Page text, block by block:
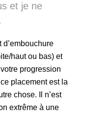
et je ne
haut ou bas) et
progression
placement est la
chose. Il n’est
extrême à une